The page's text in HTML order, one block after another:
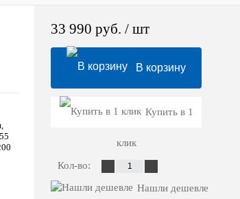
33 990 руб. / шт
В корзину
Купить в 1
клик
Кол-во:
Нашли дешевле